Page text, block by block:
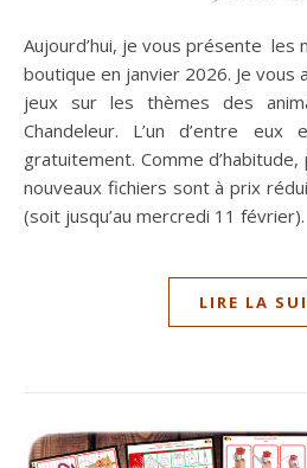
Aujourd’hui, je vous présente les nouveautés sorties sur la
boutique en janvier 2026. Je vous
jeux sur les thèmes des
Chandeleur. L’un d’entre eux
gratuitement. Comme
nouveaux fichiers sont à prix
(soit jusqu’au mercredi 11 février).
LIRE LA